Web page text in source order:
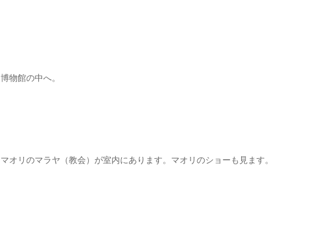
博物館の中へ。
マオリのマラヤ（教会）が室内にあります。マオリのショーも見ます。